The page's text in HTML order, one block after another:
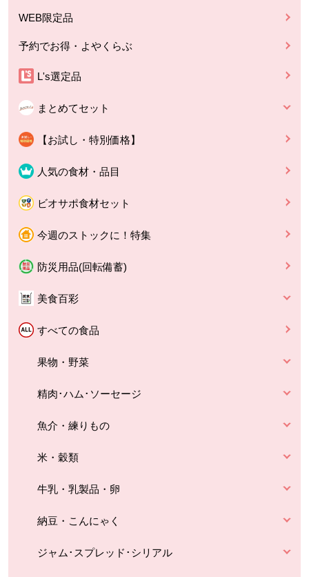
WEB限定品
予約でお得・よやくらぶ
L's選定品
まとめてセット
【お試し・特別価格】
人気の食材・品目
ビオサポ食材セット
今週のストックに！特集
防災用品(回転備蓄)
美食百彩
すべての食品
果物・野菜
精肉･ハム･ソーセージ
魚介・練りもの
米・穀類
牛乳・乳製品・卵
納豆・こんにゃく
ジャム･スプレッド･シリアル